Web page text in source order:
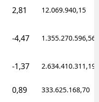
2,81 12.069.940,15
-4,47 1.355.270.596,56
-1,37 2.634.410.311,19
0,89 333.625.168,70